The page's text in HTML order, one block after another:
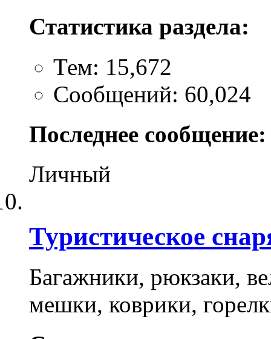
Статистика раздела:
Тем: 15,672
Сообщений: 60,024
Последнее сообщение:
Личный
Туристическое
Багажники, рюкзаки,
мешки, коврики,